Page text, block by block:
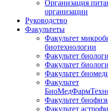
Организация
организации
Руководство
Факультеты
Факультет
биотехнологии
Факультет
Факультет
Факультет
Факультет
Факультет
Факультет